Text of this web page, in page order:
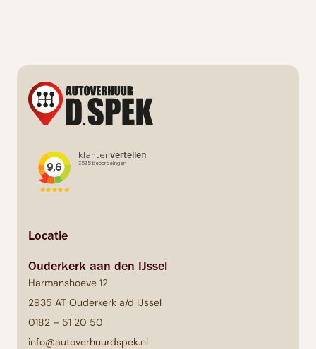
Locatie
Ouderkerk aan den IJssel
Harmanshoeve 12
2935 AT Ouderkerk a/d IJssel
0182 – 51 20 50
info@autoverhuurdspek.nl